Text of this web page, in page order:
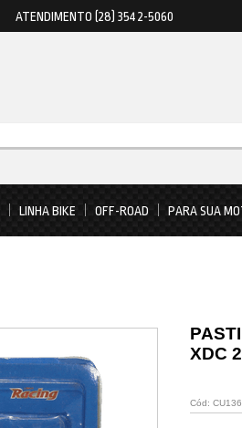
ATENDIMENTO (28) 3542-5060
LINHA BIKE OFF-ROAD PARA SUA
XDC
Cód: